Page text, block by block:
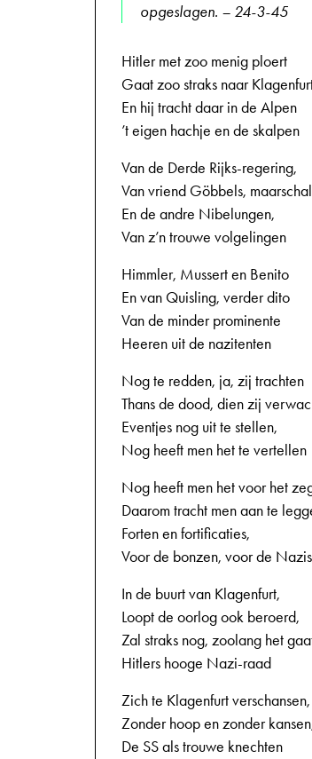
02-04-1945,
opgeslagen. – 24-3-45
Hitler met zoo menig ploert
Gaat zoo straks naar
En hij tracht daar in de Alpen
’t eigen hachje en de skalpen
Van de Derde Rijks-regering,
Van vriend Göbbels,
En de andre Nibelungen,
Van z’n trouwe volgelingen
Himmler, Mussert en Benito
En van Quisling, verder dito
Van de minder prominente
Heeren uit de nazitenten
Nog te redden, ja, zij trachten
Thans de dood, dien zij
Eventjes nog uit te stellen,
Nog heeft men het te vertellen
Nog heeft men het voor het
Daarom tracht men aan te
Forten en fortificaties,
Voor de bonzen, voor de Nazis
In de buurt van Klagenfurt,
Loopt de oorlog ook beroerd,
Zal straks nog, zoolang het
Hitlers hooge Nazi-raad
Zich te Klagenfurt verschansen,
Zonder hoop en zonder
De SS als trouwe knechten